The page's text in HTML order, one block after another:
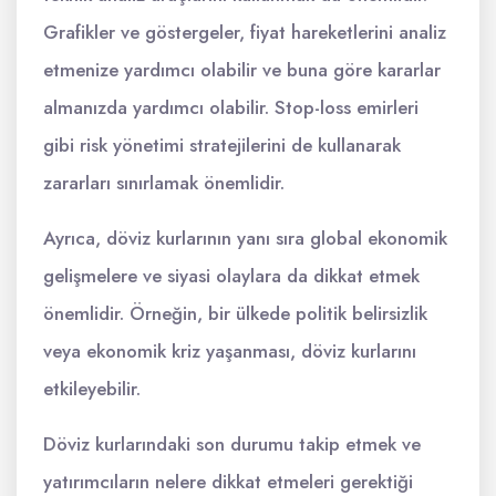
Grafikler ve göstergeler, fiyat hareketlerini analiz
etmenize yardımcı olabilir ve buna göre kararlar
almanızda yardımcı olabilir. Stop-loss emirleri
gibi risk yönetimi stratejilerini de kullanarak
zararları sınırlamak önemlidir.
Ayrıca, döviz kurlarının yanı sıra global ekonomik
gelişmelere ve siyasi olaylara da dikkat etmek
önemlidir. Örneğin, bir ülkede politik belirsizlik
veya ekonomik kriz yaşanması, döviz kurlarını
etkileyebilir.
Döviz kurlarındaki son durumu takip etmek ve
yatırımcıların nelere dikkat etmeleri gerektiği